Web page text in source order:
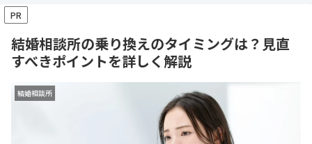
PR
結婚相談所の乗り換えのタイミングは？見直
すべきポイントを詳しく解説
結婚相談所